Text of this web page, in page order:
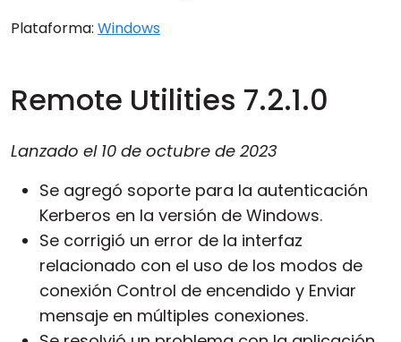
Plataforma: Windows
Remote Utilities 7.2.1.0
Lanzado el 10 de octubre de 2023
Se agregó soporte para la autenticación
Kerberos en la versión de Windows.
Se corrigió un error de la interfaz
relacionado con el uso de los modos de
conexión Control de encendido y Enviar
mensaje en múltiples conexiones.